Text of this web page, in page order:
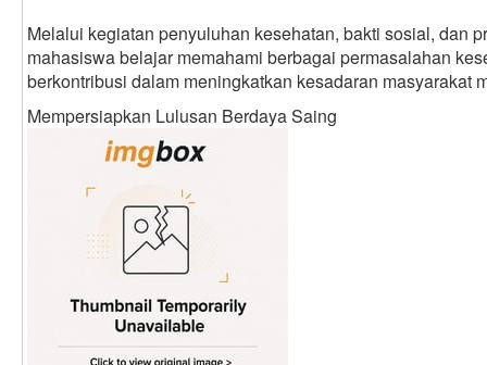
Melalui kegiatan penyuluhan kesehatan, bakti sosial, dan
mahasiswa belajar memahami berbagai permasalahan
berkontribusi dalam meningkatkan kesadaran masyarakat
Mempersiapkan Lulusan Berdaya Saing